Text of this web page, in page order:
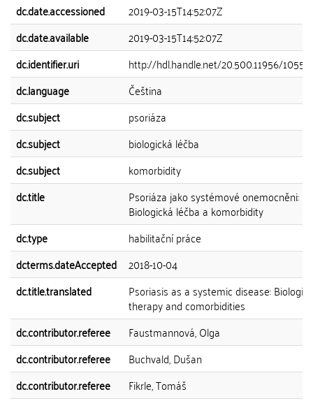
dc.date.accessioned
2019-03-15T14:52:07Z
dc.date.available
2019-03-15T14:52:07Z
dc.identifier.uri
http://hdl.handle.net/20.500.11956/
dc.language
Čeština
dc.subject
psoriáza
dc.subject
biologická léčba
dc.subject
komorbidity
dc.title
Psoriáza jako systémové onemocněni:
Biologická léčba a komorbidity
dc.type
habilitační práce
dcterms.dateAccepted
2018-10-04
dc.title.translated
Psoriasis as a systemic disease: Biologic
therapy and comorbidities
dc.contributor.referee
Faustmannová, Olga
dc.contributor.referee
Buchvald, Dušan
dc.contributor.referee
Fikrle, Tomáš